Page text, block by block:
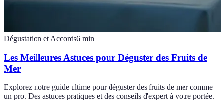
Dégustation et Accords6 min
Les Meilleures Astuces pour Déguster des Fruits de
Mer
Explorez notre guide ultime pour déguster des fruits de mer comme
un pro. Des astuces pratiques et des conseils d'expert à votre portée.